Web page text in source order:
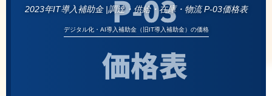
2023年IT導入補助金 |調達・供給・在庫・物流 P-03価格表
デジタル化・AI導入補助金（旧IT導入補助金）の価格